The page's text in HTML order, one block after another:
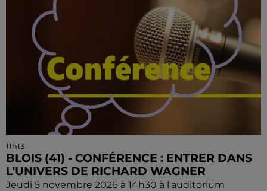
11h13
BLOIS (41) - CONFÉRENCE : ENTRER DANS
L'UNIVERS DE RICHARD WAGNER
Jeudi 5 novembre 2026 à 14h30 à l'auditorium